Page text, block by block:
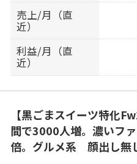
売上/月（直
近）
利益/月（直
近）
【黒ごまスイーツ特化
間で3000人増。濃いフ
倍。グルメ系 顔出し無